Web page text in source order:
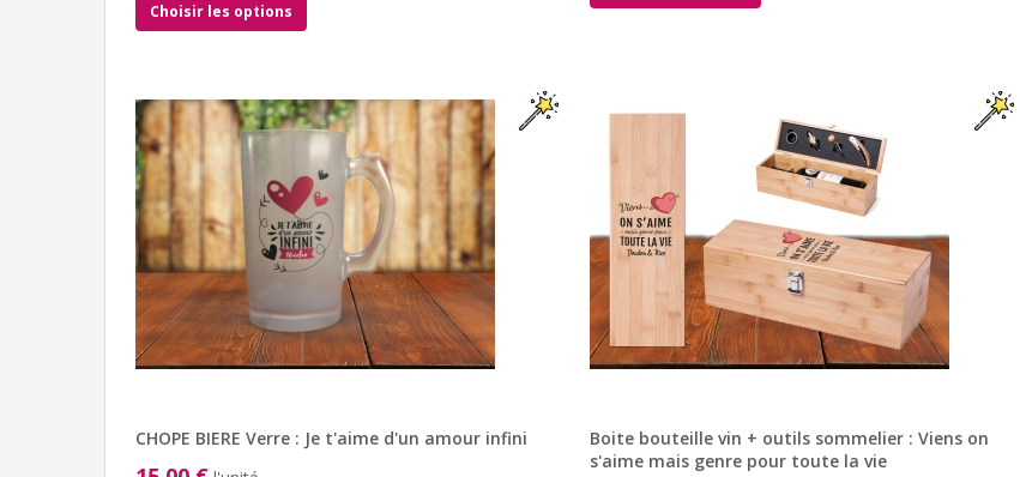
Choisir les options
CHOPE BIERE Verre : Je t'aime d'un amour infini
Boite bouteille vin + outils sommelier : Viens on
s'aime mais genre pour toute la vie